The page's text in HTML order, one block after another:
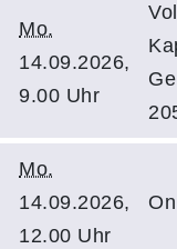
Mo.
14.09.2026,
9.00 Uhr
Mo.
14.09.2026,
12.00 Uhr